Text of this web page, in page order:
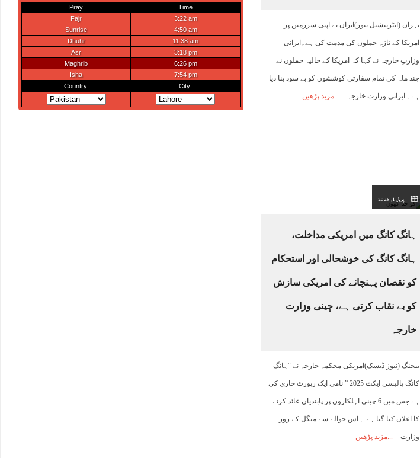
تہران (انٹرنیشنل نیوز)ایران نے اپنی سرزمین پر
امریکا کے تازہ حملوں کی مذمت کی ہے۔ایرانی
وزارتِ خارجہ نے کہا کہ امریکا کے حالیہ حملوں نے
چند ماہ کی تمام سفارتی کوششوں کو بے سود بنا دیا
ہے۔ ایرانی وزارت خارجہ مزید پڑھیں
اپریل 1, 2025
ہانگ کانگ میں امریکی مداخلت،
ہانگ کانگ کی خوشحالی اور استحکام
کو نقصان پہنچانے کی امریکی سازش
کو بے نقاب کرتی ہے، چینی وزارت
خارجہ
بیجنگ (نیوز ڈیسک)امریکی محکمہ خارجہ نے “ہانگ
کانگ پالیسی ایکٹ 2025 ” نامی ایک رپورٹ جاری کی
ہے جس میں 6 چینی اہلکاروں پر پابندیاں عائد کرنے
کا اعلان کیا گیا ہے ۔ اس حوالے سے منگل کے روز
وزارت مزید پڑھیں